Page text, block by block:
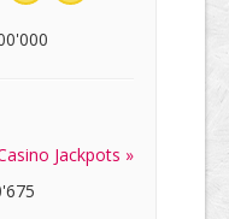
Jackpots »